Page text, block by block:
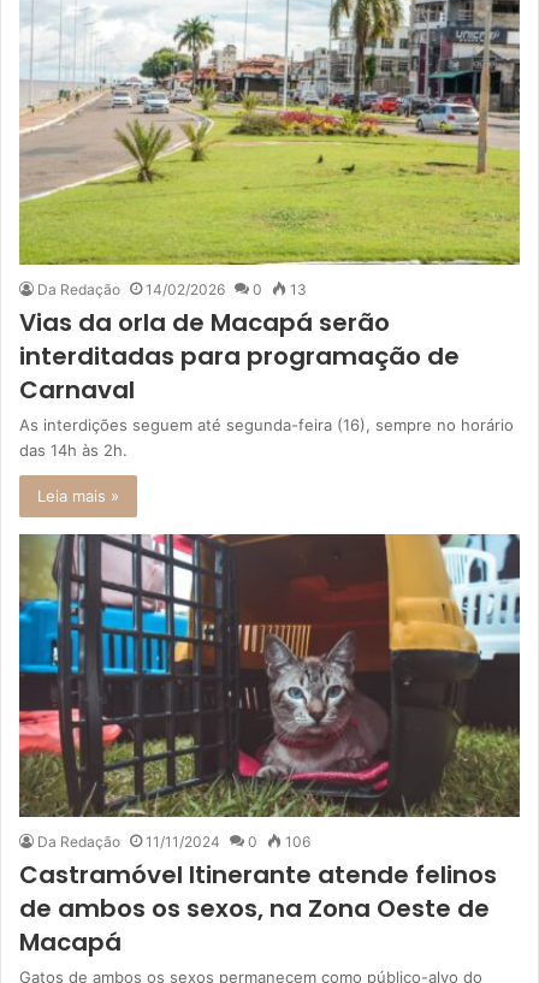
Da Redação 14/02/2026 0 13
Vias da orla de Macapá serão
interditadas para programação de
Carnaval
As interdições seguem até segunda-feira (16), sempre no horário
das 14h às 2h.
Leia mais »
Da Redação 11/11/2024 0 106
Castramóvel Itinerante atende felinos
de ambos os sexos, na Zona Oeste de
Macapá
Gatos de ambos os sexos permanecem como público-alvo do